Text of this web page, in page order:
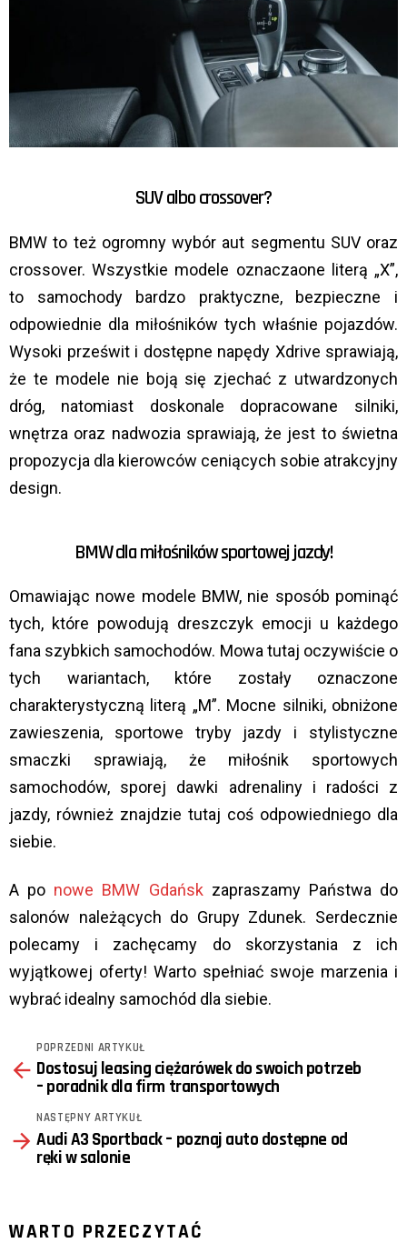
SUV albo crossover?
BMW to też ogromny wybór aut segmentu SUV oraz
crossover. Wszystkie modele oznaczaone literą „X”,
to samochody bardzo praktyczne, bezpieczne i
odpowiednie dla miłośników tych właśnie pojazdów.
Wysoki prześwit i dostępne napędy Xdrive sprawiają,
że te modele nie boją się zjechać z utwardzonych
dróg, natomiast doskonale dopracowane silniki,
wnętrza oraz nadwozia sprawiają, że jest to świetna
propozycja dla kierowców ceniących sobie atrakcyjny
design.
BMW dla miłośników sportowej jazdy!
Omawiając nowe modele BMW, nie sposób pominąć
tych, które powodują dreszczyk emocji u każdego
fana szybkich samochodów. Mowa tutaj oczywiście o
tych wariantach, które zostały oznaczone
charakterystyczną literą „M”. Mocne silniki, obniżone
zawieszenia, sportowe tryby jazdy i stylistyczne
smaczki sprawiają, że miłośnik sportowych
samochodów, sporej dawki adrenaliny i radości z
jazdy, również znajdzie tutaj coś odpowiedniego dla
siebie.
A po nowe BMW Gdańsk zapraszamy Państwa do
salonów należących do Grupy Zdunek. Serdecznie
polecamy i zachęcamy do skorzystania z ich
wyjątkowej oferty! Warto spełniać swoje marzenia i
wybrać idealny samochód dla siebie.
more
POPRZEDNI ARTYKUŁ
Dostosuj leasing ciężarówek do swoich potrzeb
– poradnik dla firm transportowych
NASTĘPNY ARTYKUŁ
Audi A3 Sportback – poznaj auto dostępne od
ręki w salonie
WARTO PRZECZYTAĆ